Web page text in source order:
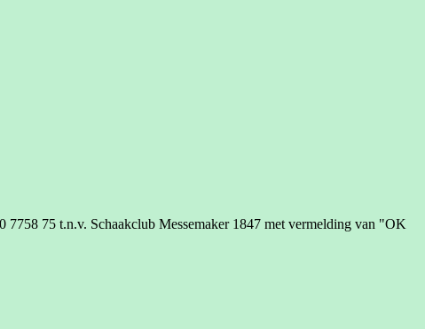
75 t.n.v. Schaakclub Messemaker 1847 met vermelding van "OK